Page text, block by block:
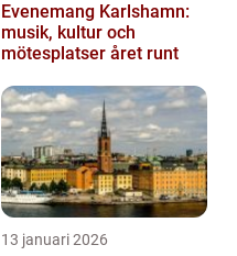
Evenemang Karlshamn:
musik, kultur och
mötesplatser året runt
13 januari 2026